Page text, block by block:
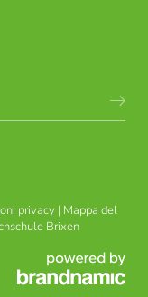
BRISSINESI
TEOLOGICA-
privacy | Mappa del
Brixen